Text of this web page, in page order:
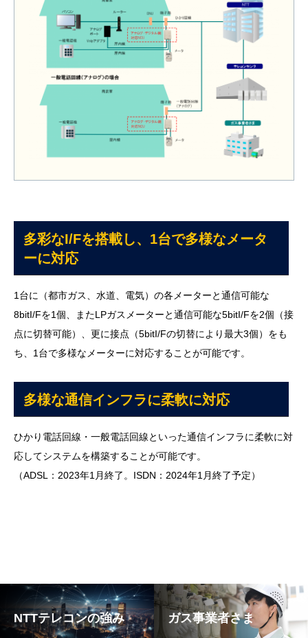
多彩なI/Fを搭載し、1台で多様なメータ
ーに対応
1台に（都市ガス、水道、電気）の各メーターと通信可能な
8bitI/Fを1個、またLPガスメーターと通信可能な5bitI/Fを2個（接
点に切替可能）、更に接点（5bitI/Fの切替により最大3個）をも
ち、1台で多様なメーターに対応することが可能です。
多様な通信インフラに柔軟に対応
ひかり電話回線・一般電話回線といった通信インフラに柔軟に対
応してシステムを構築することが可能です。
（ADSL：2023年1月終了。ISDN：2024年1月終了予定）
NTTテレコンの強み ガス事業者さま